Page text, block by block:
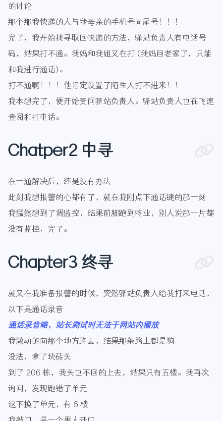
的讨论
那个那我快递的人与我母亲的手机号同尾号！！！
完了，我开始找寻取回快递的方法，驿站负责人有电话号
码，结果打不通。我妈和我姐又在打 (我妈回老家了，只能
和我进行通话)。
打不通啊！！！他肯定设置了陌生人打不进来！！
我本想完了，便开始责问驿站负责人。驿站负责人也在飞速
查阅和打电话。
Chatper2 中寻
在一通解决后，还是没有办法
此刻我想报警的心都有了，就在我刚点下通话键的那一刻
我猛然想到了调监控，结果前脚跑到物业，别人说那一片都
没有监控，完了。
Chapter3 终寻
就又在我准备报警的时候，突然驿站负责人给我打来电话，
以下是通话录音
通话录音略，站长测试时无法于网站内播放
我激动的向那个地方跑去，结果那条路上都是狗
没法，拿了块砖头
到了 206 栋，我头也不回的上去，结果只有五楼。我再次
询问，发现跑错了单元
这下换了单元，有 6 楼